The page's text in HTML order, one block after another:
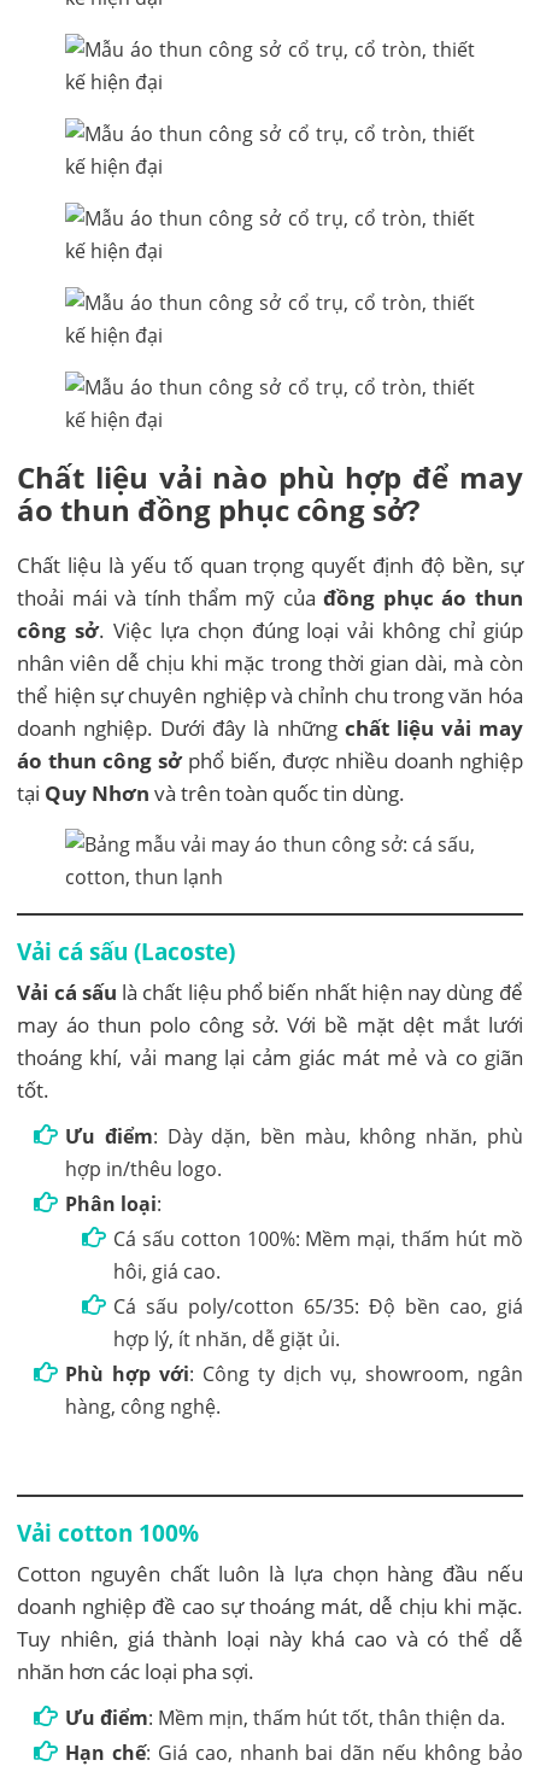
Chất liệu vải nào phù hợp để may
áo thun đồng phục công sở?
Chất liệu là yếu tố quan trọng quyết định độ bền, sự
thoải mái và tính thẩm mỹ củađồng phục áo thun
công sở. Việc lựa chọn đúng loại vải không chỉ giúp
nhân viên dễ chịu khi mặc trong thời gian dài, mà còn
thể hiện sự chuyên nghiệp và chỉnh chu trong văn hóa
doanh nghiệp. Dưới đây là những chất liệu vải may
áo thun công sởphổ biến, được nhiều doanh nghiệp
tại Quy Nhơn và trên toàn quốc tin dùng.
Vải cá sấu (Lacoste)
Vải cá sấu là chất liệu phổ biến nhất hiện nay dùng để
may áo thun polo công sở. Với bề mặt dệt mắt lưới
thoáng khí, vải mang lại cảm giác mát mẻ và co giãn
tốt.
Ưu điểm: Dày dặn, bền màu, không nhăn, phù
hợp in/thêu logo.
Phân loại:
Cá sấu cotton 100%: Mềm mại, thấm hút mồ
hôi, giá cao.
Cá sấu poly/cotton 65/35: Độ bền cao, giá
hợp lý, ít nhăn, dễ giặt ủi.
Phù hợp với: Công ty dịch vụ, showroom, ngân
hàng, công nghệ.
Vải cotton 100%
Cotton nguyên chất luôn là lựa chọn hàng đầu nếu
doanh nghiệp đề cao sự thoáng mát, dễ chịu khi mặc.
Tuy nhiên, giá thành loại này khá cao và có thể dễ
nhăn hơn các loại pha sợi.
Ưu điểm: Mềm mịn, thấm hút tốt, thân thiện da.
Hạn chế: Giá cao, nhanh bai dãn nếu không bảo